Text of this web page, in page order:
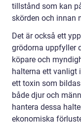
tillstånd som kan
skörden och innan
Det är också ett
grödorna uppfyller
köpare och
halterna ett vanligt
ett toxin som
både djur och
hantera dessa
ekonomiska